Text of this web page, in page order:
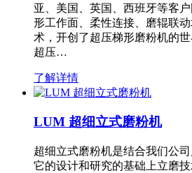
亚、美国、英国、西班牙等客
形工作面、柔性连接、磨辊联
术，开创了超压梯形磨粉机的
超压…
了解详情
LUM 超细立式磨粉机
超细立式磨粉机是结合我们公
它的设计和研究的基础上立磨